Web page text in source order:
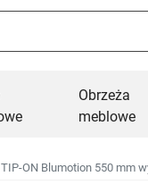
Obrzeża
meblowe
ON Blumotion 550 mm